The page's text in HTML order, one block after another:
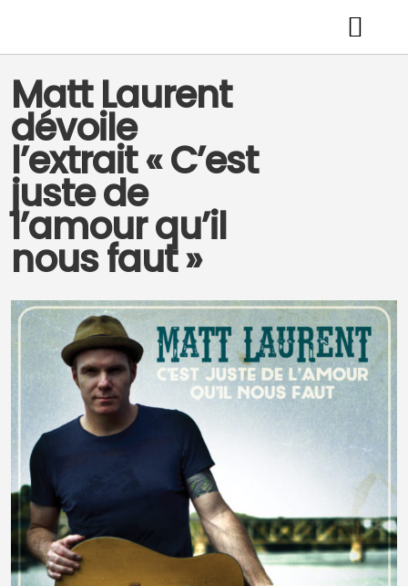
Matt Laurent
dévoile
l’extrait « C’est
juste de
l’amour qu’il
nous faut »